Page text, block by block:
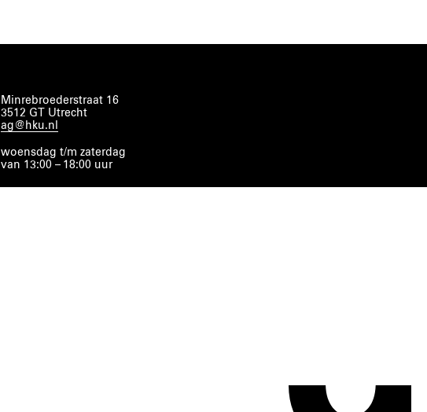
Minrebroederstraat 16
3512 GT Utrecht
ag@hku.nl
woensdag t/m zaterdag
van 13:00 – 18:00 uur